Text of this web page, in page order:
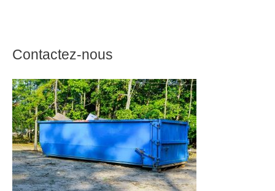
Contactez-nous